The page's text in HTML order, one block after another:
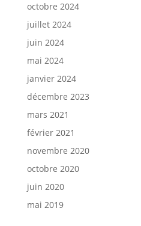
octobre 2024
juillet 2024
juin 2024
mai 2024
janvier 2024
décembre 2023
mars 2021
février 2021
novembre 2020
octobre 2020
juin 2020
mai 2019